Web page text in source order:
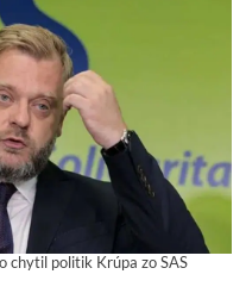
chytil politik Krúpa zo SAS